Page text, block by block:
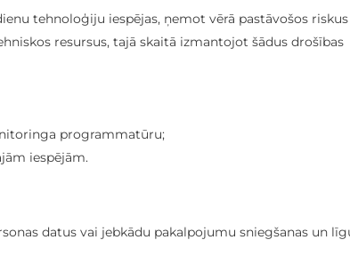
tehnoloģiju iespējas, ņemot vērā pastāvošos
resursus, tajā skaitā izmantojot šādus drošības
programmatūru;
iespējām.
datus vai jebkādu pakalpojumu sniegšanas un